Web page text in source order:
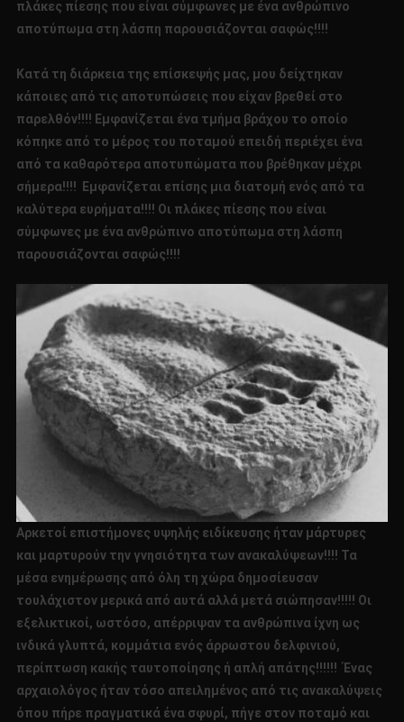
πλάκες πίεσης που είναι σύμφωνες με ένα ανθρώπινο
αποτύπωμα στη λάσπη παρουσιάζονται σαφώς!!!!
Κατά τη διάρκεια της επίσκεψής μας, μου δείχτηκαν
κάποιες από τις αποτυπώσεις που είχαν βρεθεί στο
παρελθόν!!!! Εμφανίζεται ένα τμήμα βράχου το οποίο
κόπηκε από το μέρος του ποταμού επειδή περιέχει ένα
από τα καθαρότερα αποτυπώματα που βρέθηκαν μέχρι
σήμερα!!!! Εμφανίζεται επίσης μια διατομή ενός από τα
καλύτερα ευρήματα!!!! Οι πλάκες πίεσης που είναι
σύμφωνες με ένα ανθρώπινο αποτύπωμα στη λάσπη
παρουσιάζονται σαφώς!!!!
Αρκετοί επιστήμονες υψηλής ειδίκευσης ήταν μάρτυρες
και μαρτυρούν την γνησιότητα των ανακαλύψεων!!!! Τα
μέσα ενημέρωσης από όλη τη χώρα δημοσίευσαν
τουλάχιστον μερικά από αυτά αλλά μετά σιώπησαν!!!!! Οι
εξελικτικοί, ωστόσο, απέρριψαν τα ανθρώπινα ίχνη ως
ινδικά γλυπτά, κομμάτια ενός άρρωστου δελφινιού,
περίπτωση κακής ταυτοποίησης ή απλή απάτης!!!!!! Ένας
αρχαιολόγος ήταν τόσο απειλημένος από τις ανακαλύψεις
όπου πήρε πραγματικά ένα σφυρί, πήγε στον ποταμό και